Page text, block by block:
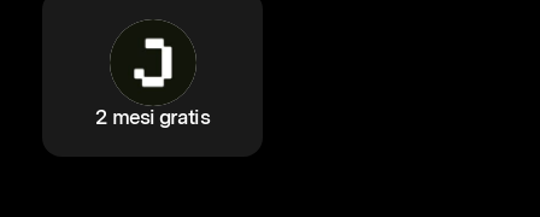
2 mesi gratis